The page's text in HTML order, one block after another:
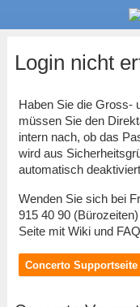
Login nicht
Haben Sie die Gross-
müssen Sie den
intern nach, ob das
wird aus
automatisch
Wenden Sie sich bei
915 40 90
Seite mit Wiki und
Concerto Supportseite